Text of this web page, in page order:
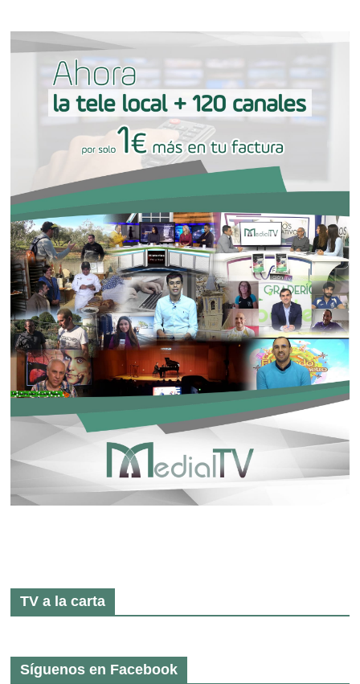
TV a la carta
Síguenos en Facebook